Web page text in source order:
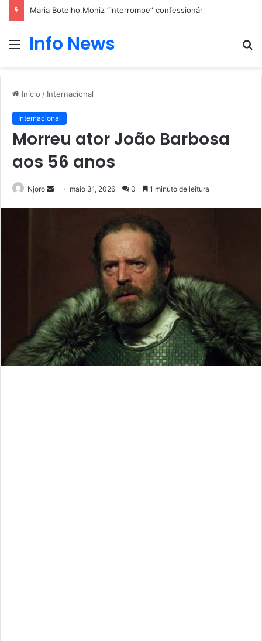
Maria Botelho Moniz “interrompe” confessionário
Menu
Info News
Início / Internacional
Internacional
Morreu ator João Barbosa
aos 56 anos
Njoro
Mandemaio 31, 2026 0 1 minuto de leitura